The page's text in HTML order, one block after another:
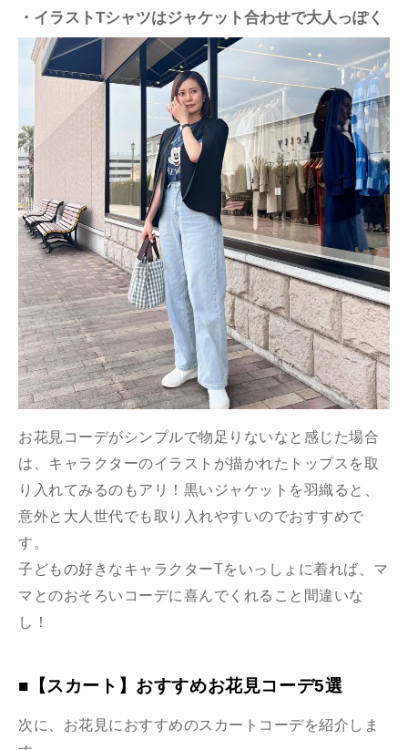
・イラストTシャツはジャケット合わせで大人っぽく
お花見コーデがシンプルで物足りないなと感じた場合
は、キャラクターのイラストが描かれたトップスを取
り入れてみるのもアリ！黒いジャケットを羽織ると、
意外と大人世代でも取り入れやすいのでおすすめで
す。
子どもの好きなキャラクターTをいっしょに着れば、マ
マとのおそろいコーデに喜んでくれること間違いな
し！
■【スカート】おすすめお花見コーデ5選
次に、お花見におすすめのスカートコーデを紹介しま